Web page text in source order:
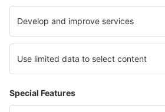
Ubytování ve Walesu Ubytování na
Ubytování Smolyan province